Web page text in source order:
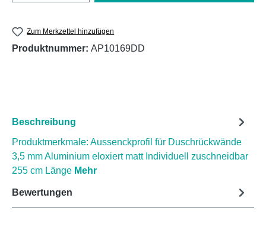
Zum Merkzettel hinzufügen
Produktnummer: AP10169DD
Beschreibung
Produktmerkmale: Aussenckprofil für Duschrückwände
3,5 mm Aluminium eloxiert matt Individuell zuschneidbar
255 cm Länge Mehr
Bewertungen